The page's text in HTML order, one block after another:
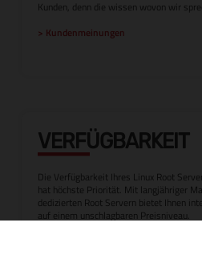
Kunden, denn die wissen wovon wir
> Kundenmeinungen
VERFÜGBARKEIT
Die Verfügbarkeit Ihres Linux Root
hat höchste Priorität. Mit langjähriger
dedizierten Root Servern bietet Ihnen
auf einem unschlagbaren Preisniveau.